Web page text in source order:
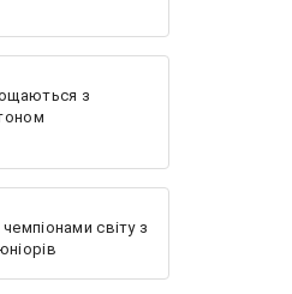
з
світу з